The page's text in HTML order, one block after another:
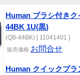
Human ブラシ付き
44BK 1U(黒)
(QB-44BK) [ 11041401 ]
販売価格 お問合せ
Human クイックブ